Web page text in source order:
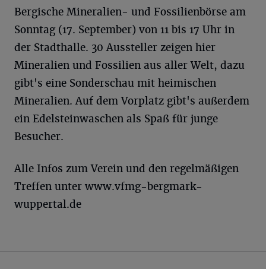
Bergische Mineralien- und Fossilienbörse am
Sonntag (17. September) von 11 bis 17 Uhr in
der Stadthalle. 30 Aussteller zeigen hier
Mineralien und Fossilien aus aller Welt, dazu
gibt's eine Sonderschau mit heimischen
Mineralien. Auf dem Vorplatz gibt's außerdem
ein Edelsteinwaschen als Spaß für junge
Besucher.
Alle Infos zum Verein und den regelmäßigen
Treffen unter www.vfmg-bergmark-
wuppertal.de